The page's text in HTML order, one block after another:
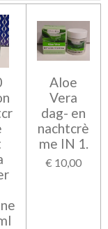
Aloe
Vera
dag- en
nachtcrè
me IN 1.
€ 10,00